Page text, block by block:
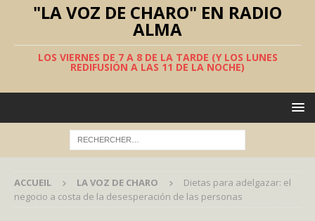
"LA VOZ DE CHARO" EN RADIO
ALMA
LOS VIERNES DE 7 A 8 DE LA TARDE (Y LOS LUNES
REDIFUSIÓN A LAS 11 DE LA NOCHE)
ACCUEIL LA VOZ DE CHARO
Dietas para adelgazar: el
negocio a costa de la desesperación de las personas